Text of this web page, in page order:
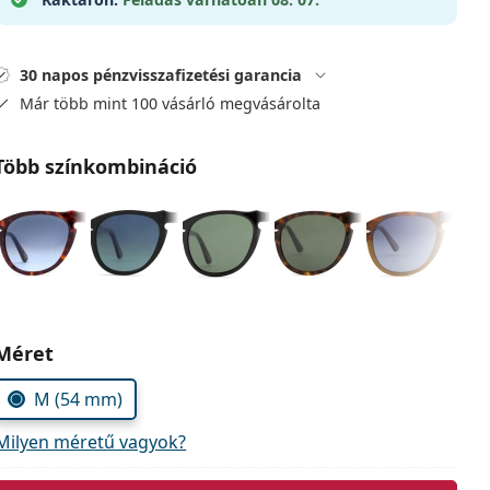
30 napos pénzvisszafizetési garancia
Már több mint 100 vásárló megvásárolta
színkombináció
M (54 mm)
méretű vagyok?